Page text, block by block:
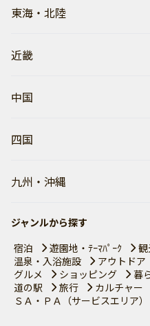
東海・北陸
近畿
中国
四国
九州・沖縄
ジャンルから探す
宿泊
遊園地・ﾃｰﾏﾊﾟｰｸ
温泉・入浴施設
アウトドア
グルメ
ショッピング 暮
道の駅
旅行
カルチャー
ＳＡ・ＰＡ（サービスエリア）